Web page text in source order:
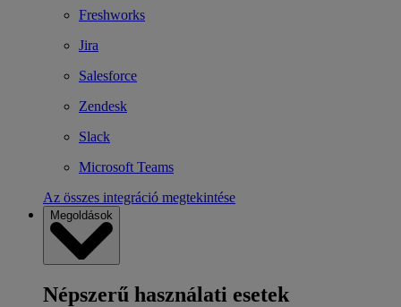
Freshworks
Jira
Salesforce
Zendesk
Slack
Microsoft Teams
Az összes integráció megtekintése
Megoldások
Népszerű használati esetek